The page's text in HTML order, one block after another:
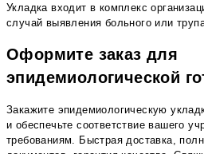
Укладка входит в комплекс
случай выявления больного или
Оформите заказ для
эпидемиологической
Закажите эпидемиологическую
и обеспечьте соответствие вашего
требованиям. Быстрая доставка,